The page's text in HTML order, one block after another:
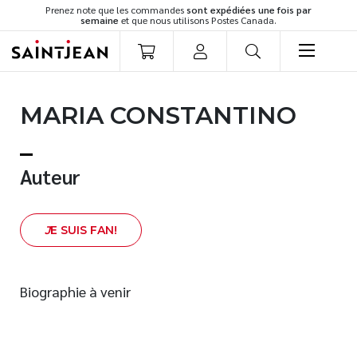
Prenez note que les commandessont expédiées une fois par
semaine et que nous utilisons Postes Canada.
Romans
Développement personnel
Spiritualité
Famille
Témoignages
MARIA CONSTANTINO
Auteur
JE SUIS FAN!
Biographie à venir